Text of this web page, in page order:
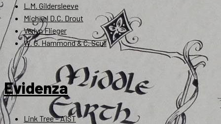
L.M. Gildersleeve
Michael D.C. Drout
Verlyn Flieger
W. G. Hammond & C. Scull
Evidenza
Link Tree – AIST